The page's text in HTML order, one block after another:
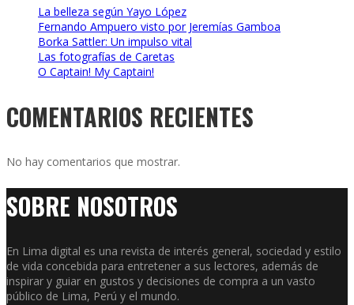
La belleza según Yayo López
Fernando Ampuero visto por Jeremías Gamboa
Borka Sattler: Un impulso vital
Las fotografías de Caretas
O Captain! My Captain!
COMENTARIOS RECIENTES
No hay comentarios que mostrar.
SOBRE NOSOTROS
En Lima digital es una revista de interés general, sociedad y estilo
de vida concebida para entretener a sus lectores, además de
inspirar y guiar en gustos y decisiones de compra a un vasto
público de Lima, Perú y el mundo.